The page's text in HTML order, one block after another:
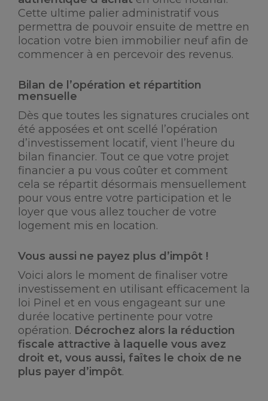
Cette ultime palier administratif vous
permettra de pouvoir ensuite de mettre en
location votre bien immobilier neuf afin de
commencer à en percevoir des revenus.
Bilan de l’opération et répartition
mensuelle
Dès que toutes les signatures cruciales ont
été apposées et ont scellé l’opération
d’investissement locatif, vient l’heure du
bilan financier. Tout ce que votre projet
financier a pu vous coûter et comment
cela se répartit désormais mensuellement
pour vous entre votre participation et le
loyer que vous allez toucher de votre
logement mis en location.
Vous aussi ne payez plus d’impôt !
Voici alors le moment de finaliser votre
investissement en utilisant efficacement la
loi Pinel et en vous engageant sur une
durée locative pertinente pour votre
opération. Décrochez alors la réduction
fiscale attractive à laquelle vous avez
droit et, vous aussi, faîtes le choix de ne
plus payer d’impôt.